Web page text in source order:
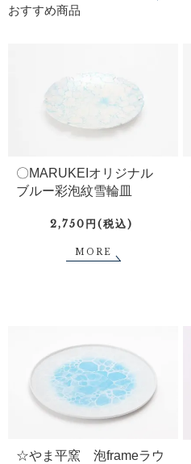
おすすめ商品
〇MARUKEIオリジナル
ブルー彩泡紋雪輪皿
2,750円(税込)
MORE
☆やま平窯 泡frameラウ